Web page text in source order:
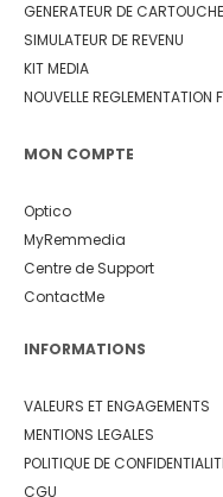
GENERATEUR DE CARTOUCHE
SIMULATEUR DE REVENU
KIT MEDIA
NOUVELLE
MON COMPTE
Optico
MyRemmedia
Centre de Support
ContactMe
INFORMATIONS
VALEURS ET ENGAGEMENTS
MENTIONS LEGALES
POLITIQUE DE
CGU